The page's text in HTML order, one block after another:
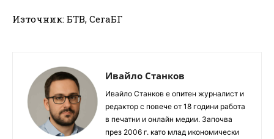
Източник: БТВ, СегаБГ
Ивайло Станков
Ивайло Станков е опитен журналист и
редактор с повече от 18 години работа
в печатни и онлайн медии. Започва
през 2006 г. като млад икономически